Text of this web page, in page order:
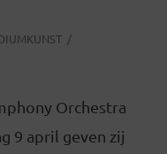
Orchestra
9 april geven zij